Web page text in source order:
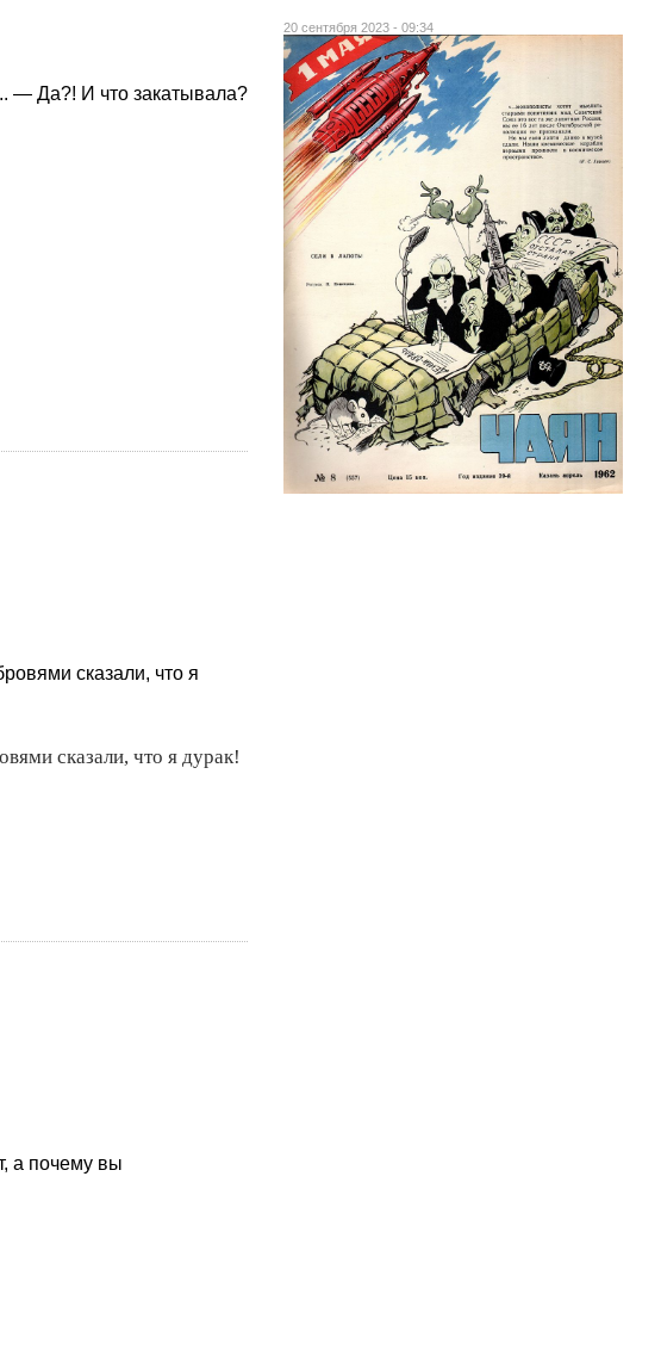
— Да?! И что закатывала?
сказали, что я
сказали, что я дурак!
а почему вы
20 сентября 2023 - 09:34